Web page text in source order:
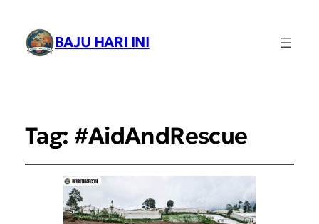
BAJU HARI INI
Tag: #AidAndRescue